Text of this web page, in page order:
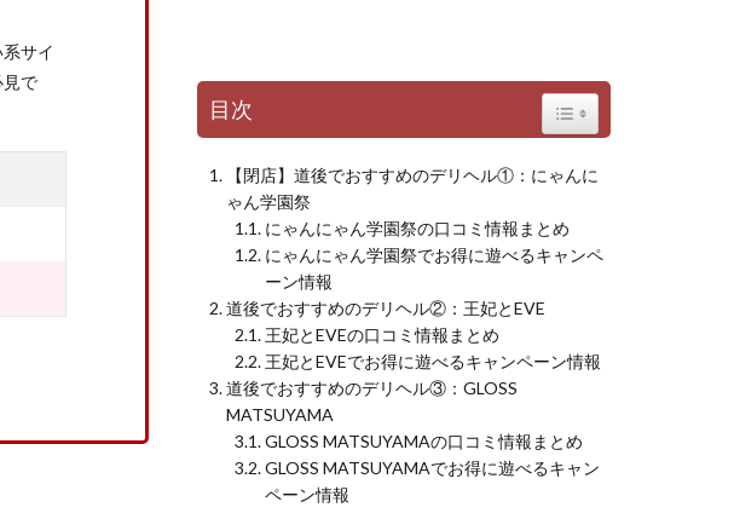
サイ
で
目次 Toggle Table of Content
【閉店】道後でおすすめのデリヘル①：にゃんに
ゃん学園祭
にゃんにゃん学園祭の口コミ情報まとめ
にゃんにゃん学園祭でお得に遊べるキャンペ
ーン情報
道後でおすすめのデリヘル②：王妃とEVE
王妃とEVEの口コミ情報まとめ
王妃とEVEでお得に遊べるキャンペーン情報
道後でおすすめのデリヘル③：GLOSS
MATSUYAMA
GLOSS MATSUYAMAの口コミ情報まとめ
GLOSS MATSUYAMAでお得に遊べるキャン
ペーン情報